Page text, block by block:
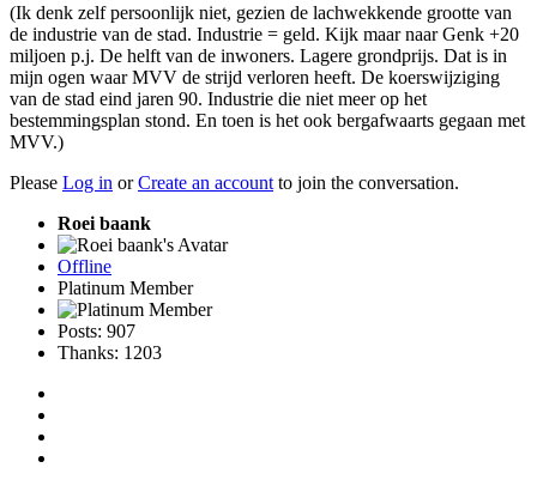
(Ik denk zelf persoonlijk niet, gezien de lachwekkende grootte van
de industrie van de stad. Industrie = geld. Kijk maar naar Genk +20
miljoen p.j. De helft van de inwoners. Lagere grondprijs. Dat is in
mijn ogen waar MVV de strijd verloren heeft. De koerswijziging
van de stad eind jaren 90. Industrie die niet meer op het
bestemmingsplan stond. En toen is het ook bergafwaarts gegaan met
MVV.)
Please Log in orCreate an account to join the conversation.
Roei baank
Offline
Platinum Member
Posts: 907
Thanks: 1203